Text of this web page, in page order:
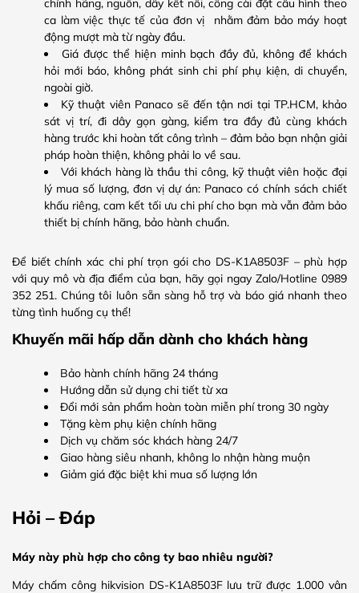
chính hãng, nguồn, dây kết nối, công cài đặt cấu hình theo
ca làm việc thực tế của đơn vị nhằm đảm bảo máy hoạt
động mượt mà từ ngày đầu.
Giá được thể hiện minh bạch đầy đủ, không để khách
hỏi mới báo, không phát sinh chi phí phụ kiện, di chuyển,
ngoài giờ.
Kỹ thuật viên Panaco sẽ đến tận nơi tại TP.HCM, khảo
sát vị trí, đi dây gọn gàng, kiểm tra đầy đủ cùng khách
hàng trước khi hoàn tất công trình – đảm bảo bạn nhận giải
pháp hoàn thiện, không phải lo về sau.
Với khách hàng là thầu thi công, kỹ thuật viên hoặc đại
lý mua số lượng, đơn vị dự án: Panaco có chính sách chiết
khấu riêng, cam kết tối ưu chi phí cho bạn mà vẫn đảm bảo
thiết bị chính hãng, bảo hành chuẩn.
Để biết chính xác chi phí trọn gói cho DS‑K1A8503F – phù hợp
với quy mô và địa điểm của bạn, hãy gọi ngay Zalo/Hotline 0989
352 251. Chúng tôi luôn sẵn sàng hỗ trợ và báo giá nhanh theo
từng tình huống cụ thể!
Khuyến mãi hấp dẫn dành cho khách hàng
Bảo hành chính hãng 24 tháng
Hướng dẫn sử dụng chi tiết từ xa
Đổi mới sản phẩm hoàn toàn miễn phí trong 30 ngày
Tặng kèm phụ kiện chính hãng
Dịch vụ chăm sóc khách hàng 24/7
Giao hàng siêu nhanh, không lo nhận hàng muộn
Giảm giá đặc biệt khi mua số lượng lớn
Hỏi – Đáp
Máy này phù hợp cho công ty bao nhiêu người?
Máy chấm công hikvision DS-K1A8503F lưu trữ được 1.000 vân